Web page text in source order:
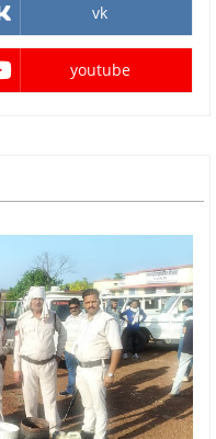
vk
youtube